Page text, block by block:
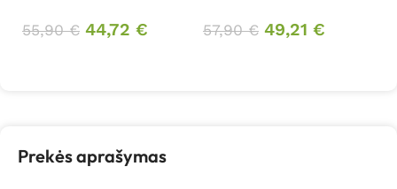
55,90€ 44,72 € 57,90€ 49,21 €
Prekės aprašymas